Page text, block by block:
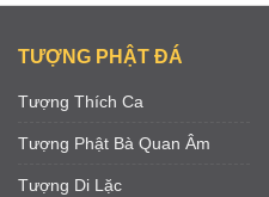
TƯỢNG PHẬT ĐÁ
Tượng Thích Ca
Tượng Phật Bà Quan Âm
Tượng Di Lặc